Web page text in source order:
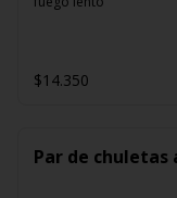
$14.350
Par de chuletas